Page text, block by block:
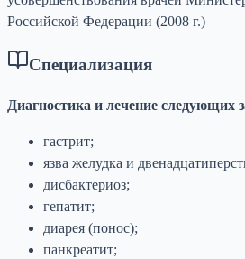
Российской Федерации (2008 г.)
Специализация
Диагностика и лечение следующих
гастрит;
язва желудка и
дисбактериоз;
гепатит;
диарея (понос);
панкреатит;